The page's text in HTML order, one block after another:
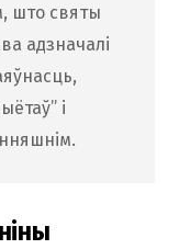
што святы
адзначалі
і